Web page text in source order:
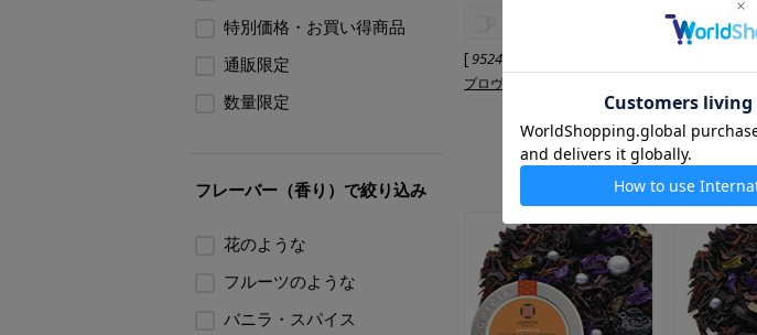
[9524
プロヴァンス
1,230円
特別価格・お買い得商品
通販限定
数量限定
フレーバー（香り）で絞り込み
花のような
フルーツのような
バニラ・スパイス